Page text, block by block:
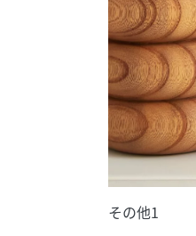
その他1